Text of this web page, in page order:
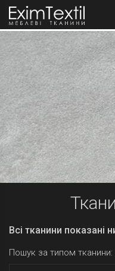
Всі тканини показані
Пошук за типом тканини: